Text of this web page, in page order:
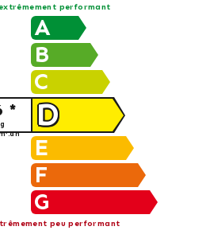
performant
A
B
C
D
*
E
F
G
peu performant